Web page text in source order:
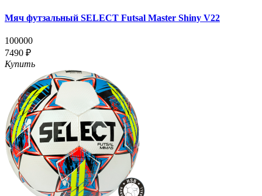
Мяч футзальный SELECT Futsal Master Shiny V22
100000
7490 ₽
Купить